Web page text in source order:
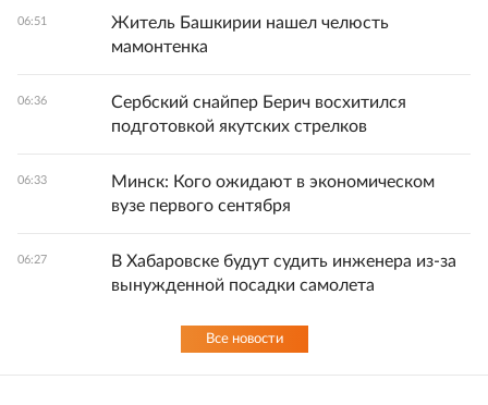
06:51
Житель Башкирии нашел челюсть
мамонтенка
06:36
Сербский снайпер Берич восхитился
подготовкой якутских стрелков
06:33
Минск: Кого ожидают в экономическом
вузе первого сентября
06:27
В Хабаровске будут судить инженера из-за
вынужденной посадки самолета
Все новости